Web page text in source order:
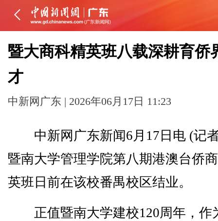
暨大商科精英班八载深耕育侨
才
中新网广东 | 2026年06月17日 11:23
中新网广东新闻6月17日电 (记
暨南大学管理学院第八期港澳台侨
英班日前在该校番禺校区结业。
正值暨南大学建校120周年，作